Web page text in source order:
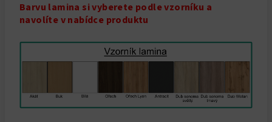
Barvu lamina si vyberete podle vzorníku a
navolíte v nabídce produktu